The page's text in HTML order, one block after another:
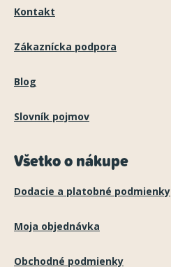
Kontakt
Zákaznícka podpora
Blog
Slovník pojmov
Všetko o nákupe
Dodacie a platobné podmienky
Moja objednávka
Obchodné podmienky